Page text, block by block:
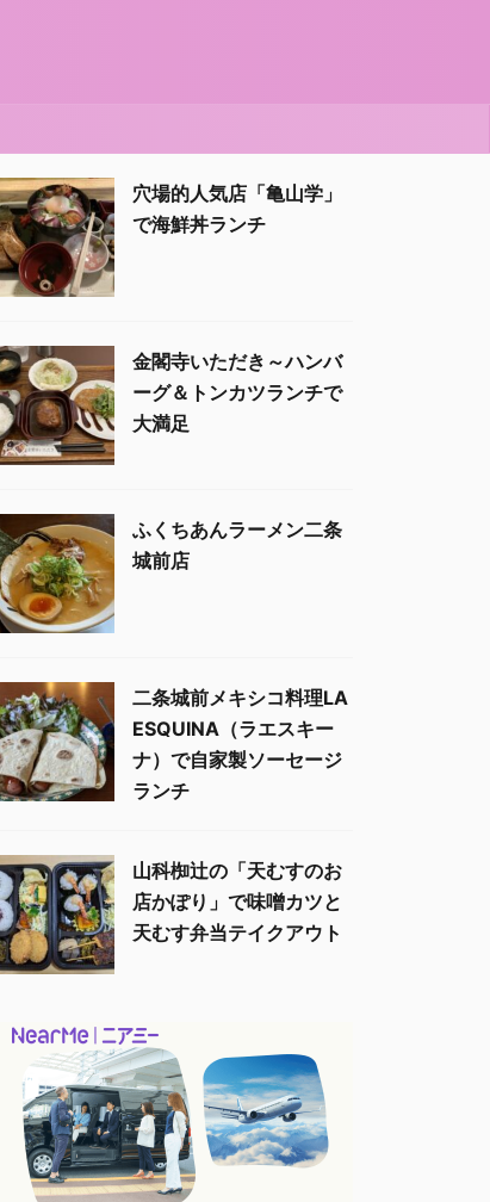
穴場的人気店「亀山学」
で海鮮丼ランチ
金閣寺いただき～ハンバ
ーグ＆トンカツランチで
大満足
ふくちあんラーメン二条
城前店
二条城前メキシコ料理LA
ESQUINA（ラエスキー
ナ）で自家製ソーセージ
ランチ
山科椥辻の「天むすのお
店かぽり」で味噌カツと
天むす弁当テイクアウト